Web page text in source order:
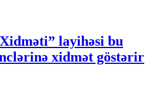
layihəsi bu
xidmət göstərir